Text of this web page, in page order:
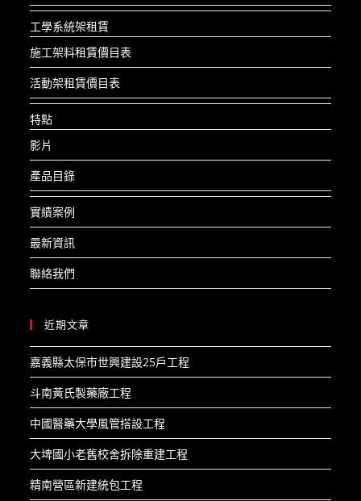
工學系統架租賃
施工架料租賃價目表
活動架租賃價目表
特點
影片
產品目錄
實績案例
最新資訊
聯絡我們
近期文章
嘉義縣太保市世興建設25戶工程​
斗南黃氏製藥廠工程​
中國醫藥大學風管搭設工程​
大埤國小老舊校舍拆除重建工程​
精南營區新建統包工程